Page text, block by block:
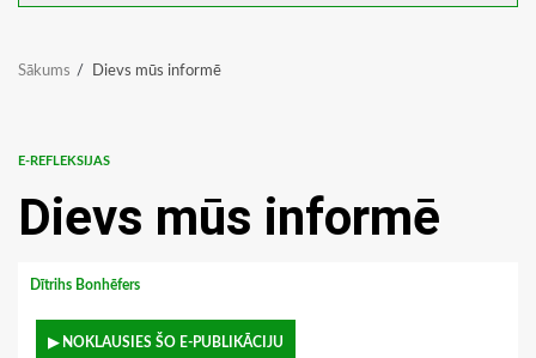
Sākums Dievs mūs informē
E-REFLEKSIJAS
Dievs mūs informē
Dītrihs Bonhēfers
▶ NOKLAUSIES ŠO E-PUBLIKĀCIJU